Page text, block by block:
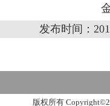
发布时间：
版权所有